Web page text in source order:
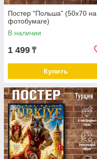
Постер "Польша" (50х70 на
фотобумаге)
В наличии
1 499 ₸
Купить